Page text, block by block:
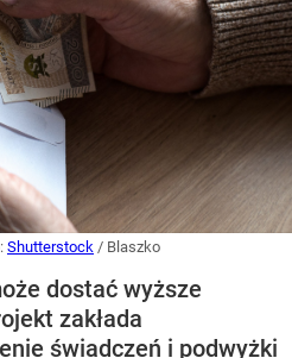
Shutterstock / Blaszko
dostać wyższe
zakłada
świadczeń i podwyżki